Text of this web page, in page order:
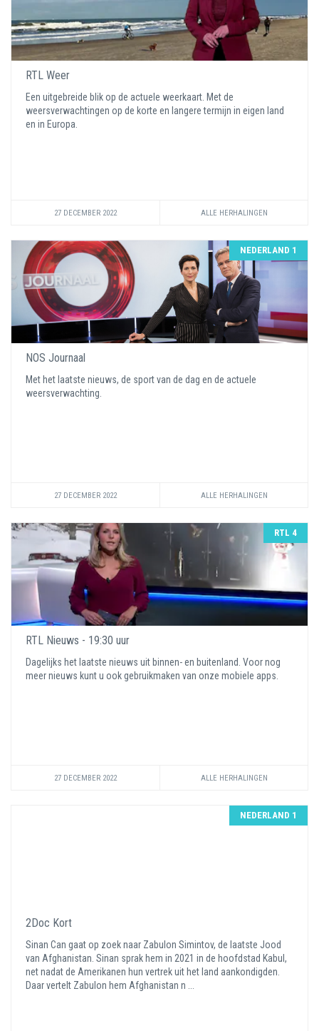
RTL Weer
Een uitgebreide blik op de actuele weerkaart. Met de
weersverwachtingen op de korte en langere termijn in eigen land
en in Europa.
27 DECEMBER 2022 ALLE HERHALINGEN
NEDERLAND 1
NOS Journaal
Met het laatste nieuws, de sport van de dag en de actuele
weersverwachting.
27 DECEMBER 2022 ALLE HERHALINGEN
RTL 4
RTL Nieuws - 19:30 uur
Dagelijks het laatste nieuws uit binnen- en buitenland. Voor nog
meer nieuws kunt u ook gebruikmaken van onze mobiele apps.
27 DECEMBER 2022 ALLE HERHALINGEN
NEDERLAND 1
2Doc Kort
Sinan Can gaat op zoek naar Zabulon Simintov, de laatste Jood
van Afghanistan. Sinan sprak hem in 2021 in de hoofdstad Kabul,
net nadat de Amerikanen hun vertrek uit het land aankondigden.
Daar vertelt Zabulon hem Afghanistan n ...